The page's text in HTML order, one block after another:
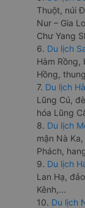
Thuột, núi
Nur – Gia
Chư Yang
6. Du lịch
Hàm Rồng,
Hồng,
7. Du lịch
Lũng Cú,
hóa Lũng
8. Du lịch
mận Nà
Phách,
9. Du lịch
Lan Hạ,
Kênh,...
10. Du lịch